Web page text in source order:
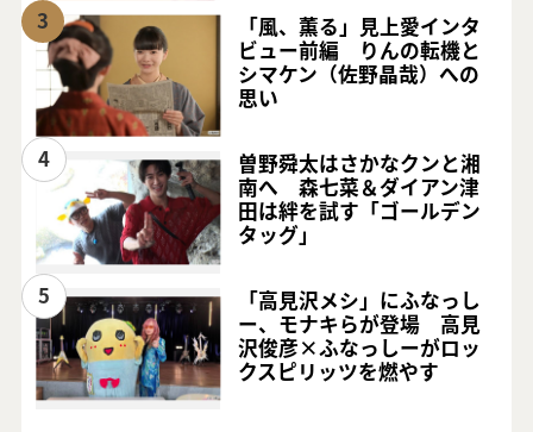
3
「風、薫る」見上愛インタ
ビュー前編 りんの転機と
シマケン（佐野晶哉）への
思い
4
曽野舜太はさかなクンと湘
南へ 森七菜＆ダイアン津
田は絆を試す「ゴールデン
タッグ」
5
「高見沢メシ」にふなっし
ー、モナキらが登場 高見
沢俊彦×ふなっしーがロッ
クスピリッツを燃やす